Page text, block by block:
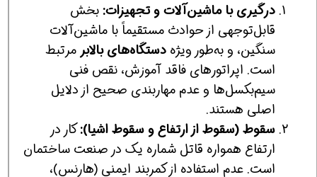
درگیری با ماشین‌آلات و تجهیزات: بخش
قابل‌توجهی از حوادث مستقیماً با ماشین‌آلات
سنگین، و به‌طور ویژه دستگاه‌های بالابر مرتبط
است. اپراتورهای فاقد آموزش، نقص فنی
سیم‌بکسل‌ها و عدم مهاربندی صحیح از دلایل
اصلی هستند.
سقوط (سقوط از ارتفاع و سقوط اشیا):کار در
ارتفاع همواره قاتل شماره یک در صنعت ساختمان
است. عدم استفاده از کمربند ایمنی (هارنس)،